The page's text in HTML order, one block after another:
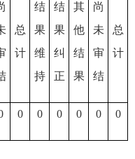
总
计
结
果
维
持
结
果
纠
正
其
他
结
果
尚
未
审
结
总
计
0 0 0 0 0 0